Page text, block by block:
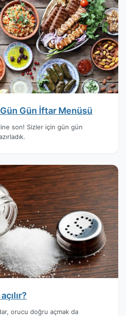
Gün İftar Menüsü
son! Sizler için gün gün
orucu doğru açmak da